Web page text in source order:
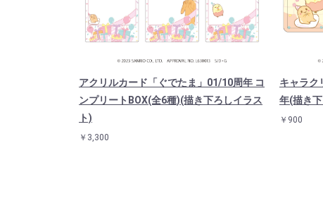
アクリルカード「ぐでたま」01/10周年 コ
ンプリートBOX(全6種)(描き下ろしイラス
ト)
￥3,300
キャラク
年(描き
￥900